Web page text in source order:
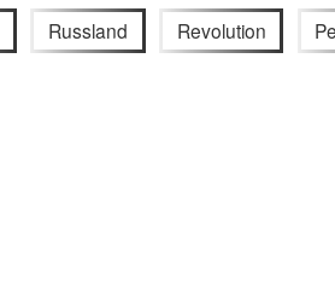
Russland Revolution